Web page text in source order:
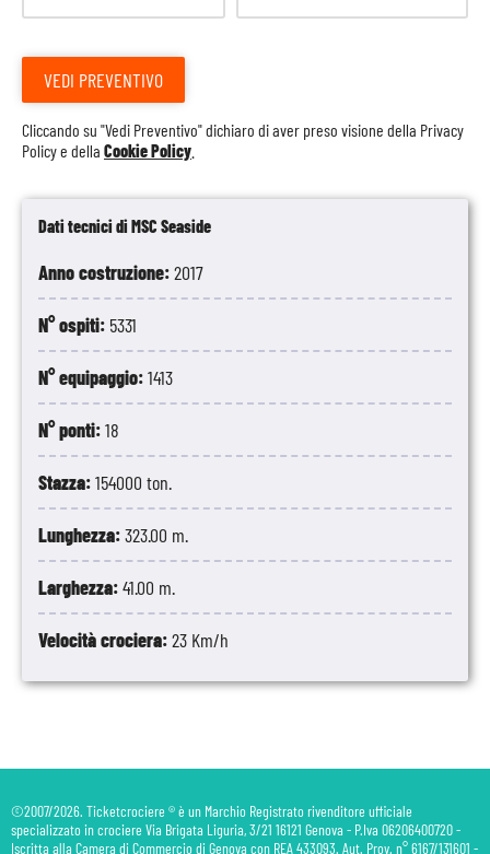
Dati tecnici di MSC Seaside
Anno costruzione:2017
N° ospiti: 5331
N° equipaggio:1413
N° ponti:18
Stazza:154000 ton.
Lunghezza:323.00 m.
Larghezza:41.00 m.
Velocità crociera:23 Km/h
VEDI PREVENTIVO
Cliccando su "Vedi Preventivo" dichiaro di aver preso visione della Privacy
Policye della Cookie Policy
©2007/2026. Ticketcrociere ® è un Marchio Registrato rivenditore ufficiale
specializzato in crociere Via Brigata Liguria, 3/21 16121 Genova - P.Iva 06206400720 -
Iscritta alla Camera di Commercio di Genova con REA 433093. Aut. Prov. n° 6167/131601 -